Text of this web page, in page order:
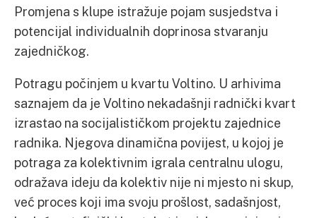
Promjena s klupe istražuje pojam susjedstva i
potencijal individualnih doprinosa stvaranju
zajedničkog.
Potragu počinjem u kvartu Voltino. U arhivima
saznajem da je Voltino nekadašnji radnički kvart
izrastao na socijalističkom projektu zajednice
radnika. Njegova dinamična povijest, u kojoj je
potraga za kolektivnim igrala centralnu ulogu,
odražava ideju da kolektiv nije ni mjesto ni skup,
već proces koji ima svoju prošlost, sadašnjost,